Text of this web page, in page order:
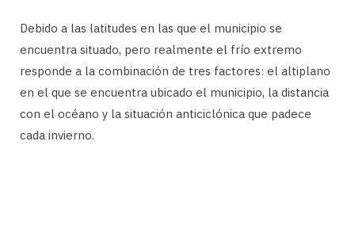
Debido a las latitudes en las que el municipio se
encuentra situado, pero realmente el frío extremo
responde a la combinación de tres factores: el altiplano
en el que se encuentra ubicado el municipio, la distancia
con el océano y la situación anticiclónica que padece
cada invierno.